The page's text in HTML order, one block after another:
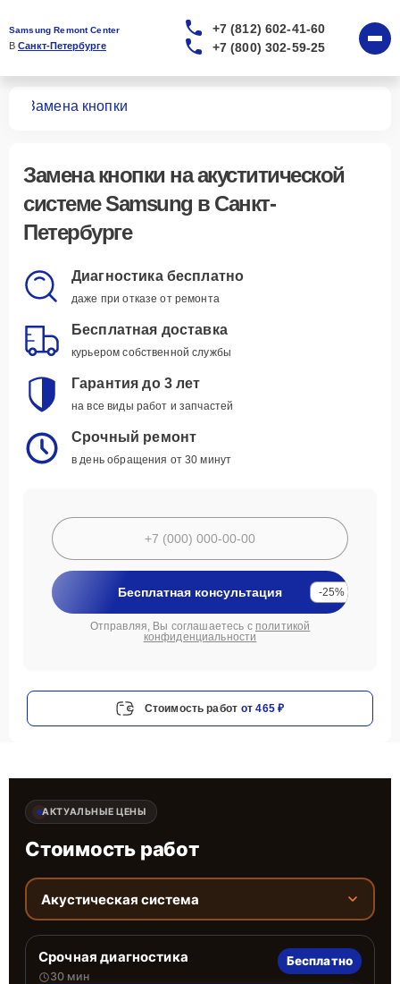
Samsung Remont Center
В Санкт-Петербурге
+7 (812) 602-41-60
+7 (800) 302-59-25
Замена кнопки
Замена кнопки на акуститической
системе Samsung в Санкт-
Петербурге
Диагностика бесплатно
даже при отказе от ремонта
Бесплатная доставка
курьером собственной службы
Гарантия до 3 лет
на все виды работ и запчастей
Срочный ремонт
в день обращения от 30 минут
Бесплатная консультация -25%
Отправляя, Вы соглашаетесь с политикой
конфиденциальности
Стоимость работ от 465 ₽
АКТУАЛЬНЫЕ ЦЕНЫ
Стоимость работ
Акустическая система
Срочная диагностика
30 мин
Бесплатно